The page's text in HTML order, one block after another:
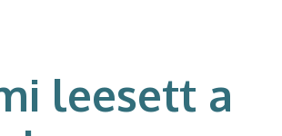
leesett a